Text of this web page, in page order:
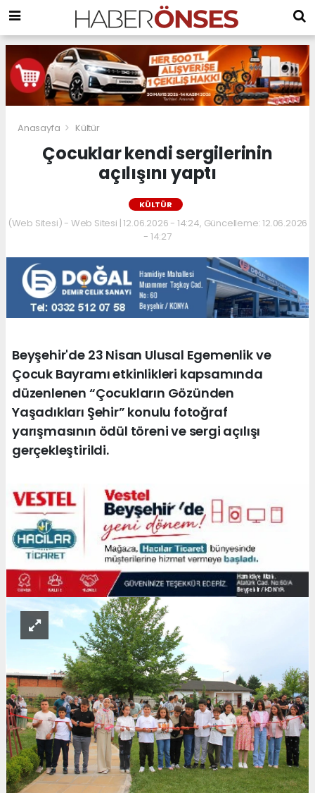
Anasayfa Kültür
Çocuklar kendi sergilerinin
açılışını yaptı
KÜLTÜR
(Web Sitesi) - Web Sitesi | 12.06.2026 - 14:24, Güncelleme: 12.06.2026
- 14:27
Beyşehir'de 23 Nisan Ulusal Egemenlik ve
Çocuk Bayramı etkinlikleri kapsamında
düzenlenen “Çocukların Gözünden
Yaşadıkları Şehir” konulu fotoğraf
yarışmasının ödül töreni ve sergi açılışı
gerçekleştirildi.